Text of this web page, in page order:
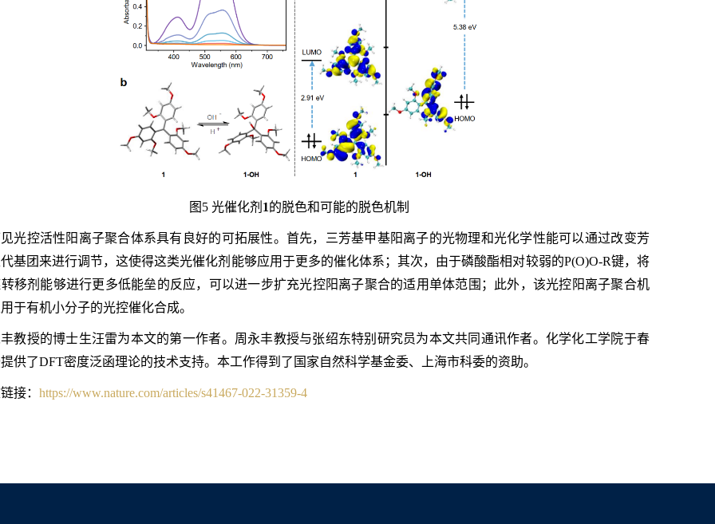
图5 光催化剂 1的脱色和可能的脱色机制
光控活性阳离子聚合体系具有良好的可拓展性。首先，三芳基甲基阳离子的光物理和光化学性能可以通过改变芳
基团来进行调节，这使得这类光催化剂能够应用于更多的催化体系；其次，由于磷酸酯相对较弱的P(O)O-R键，将
移剂能够进行更多低能垒的反应，可以进一步扩充光控阳离子聚合的适用单体范围；此外，该光控阳离子聚合机
于有机小分子的光控催化合成。
教授的博士生汪雷为本文的第一作者。周永丰教授与张绍东特别研究员为本文共同通讯作者。化学化工学院于春
供了DFT密度泛函理论的技术支持。本工作得到了国家自然科学基金委、上海市科委的资助。
接： https://www.nature.com/articles/s41467-022-31359-4